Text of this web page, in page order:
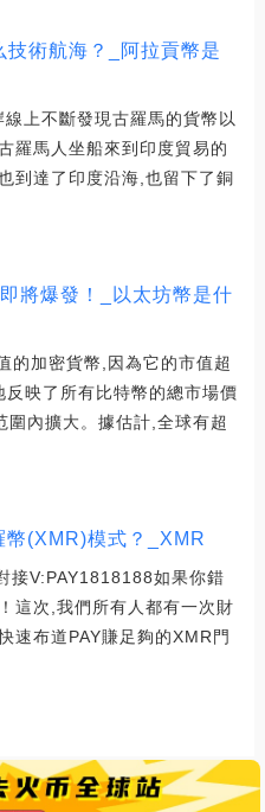
術航海？_阿拉貢幣是
不斷發現古羅馬的貨幣以
羅馬人坐船來到印度貿易的
到達了印度沿海,也留下了銅
將爆發！_以太坊幣是什
的加密貨幣,因為它的市值超
映了所有比特幣的總市場價
圍內擴大。據估計,全球有超
幣(XMR)模式？_XMR
接V:PAY1818188如果你錯
這次,我們所有人都有一次財
速布道PAY賺足夠的XMR門